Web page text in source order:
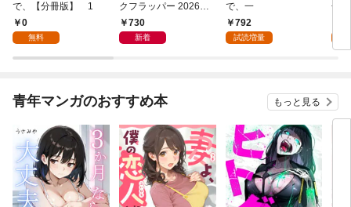
で、【分冊版】 1
0
無料
クフラッパー 2026年9
月号730
新着
で、一
792
試読増量
冊
青年マンガのおすすめ本 もっと見る